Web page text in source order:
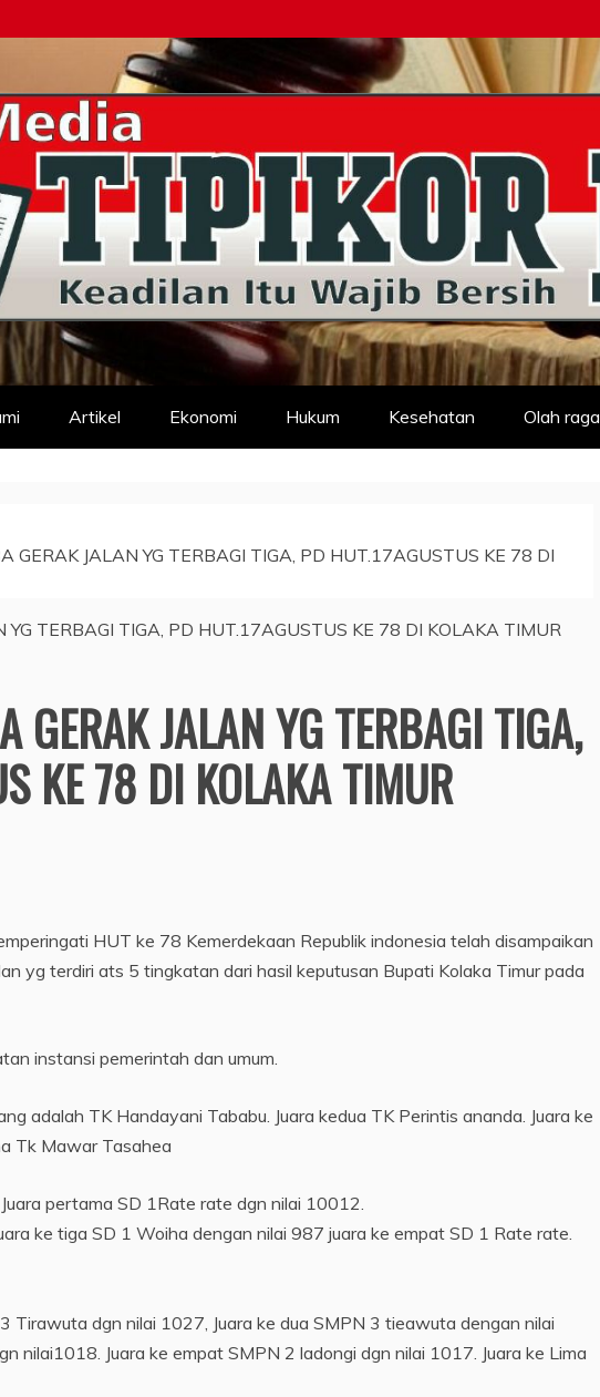
Artikel Ekonomi Hukum Kesehatan Olah raga
GERAK JALAN YG TERBAGI TIGA, PD HUT.17AGUSTUS KE 78 DI
GERAK JALAN YG TERBAGI TIGA,
KE 78 DI KOLAKA TIMUR
HUT ke 78 Kemerdekaan Republik indonesia telah disampaikan
yg terdiri ats 5 tingkatan dari hasil keputusan Bupati Kolaka Timur pada
instansi pemerintah dan umum.
adalah TK Handayani Tababu. Juara kedua TK Perintis ananda. Juara ke
Tk Mawar Tasahea
pertama SD 1Rate rate dgn nilai 10012.
ke tiga SD 1 Woiha dengan nilai 987 juara ke empat SD 1 Rate rate.
Tirawuta dgn nilai 1027, Juara ke dua SMPN 3 tieawuta dengan nilai
nilai1018. Juara ke empat SMPN 2 ladongi dgn nilai 1017. Juara ke Lima